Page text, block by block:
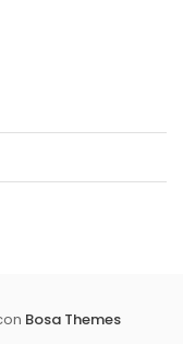
Bosa Themes